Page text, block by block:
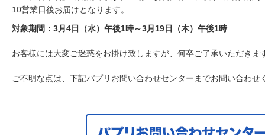
10営業日後お届けとなります。
対象期間：3月4日（水）午後1時～3月19日（木）午後1時
お客様には大変ご迷惑をお掛け致しますが、何卒ご了承いただきま
ご不明な点は、下記パプリお問い合わせセンターまでお問い合わせ